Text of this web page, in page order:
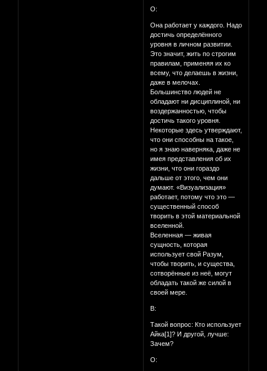
О:
Она работает у каждого. Надо
достичь определённого
уровня в личном развитии.
Это значит, жить по строгим
правилам, применяя их ко
всему, что делаешь в жизни,
даже в мелочах.
Большинство людей не
обладают ни дисциплиной, ни
воздержанностью, чтобы
достичь такого уровня.
Некоторые здесь утверждают,
что они способны на такое,
но я знаю наверняка, даже не
имея представления об их
жизни, что они гораздо
дальше от этого, чем они
думают. «Визуализация»
работает, потому что это —
существенный способ
творить в этой материальной
вселенной.
Вселенная — живая
сущность, которая
использует свой Разум,
чтобы творить, и существа,
сотворённые из неё, могут
обладать такой же силой в
своей мере.
В:
Такой вопрос: Кто использует
Айка[1]? И другой, лучше:
Зачем?
О: